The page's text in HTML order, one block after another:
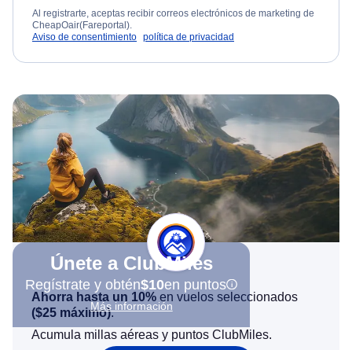
Al registrarte, aceptas recibir correos electrónicos de marketing de
CheapOair(Fareportal).
Aviso de consentimiento política de privacidad
Únete a ClubMiles
Regístrate y obtén$10en puntos
Más información
Ahorra hasta un 10% en vuelos seleccionados
($25 máximo).
Acumula millas aéreas y puntos ClubMiles.